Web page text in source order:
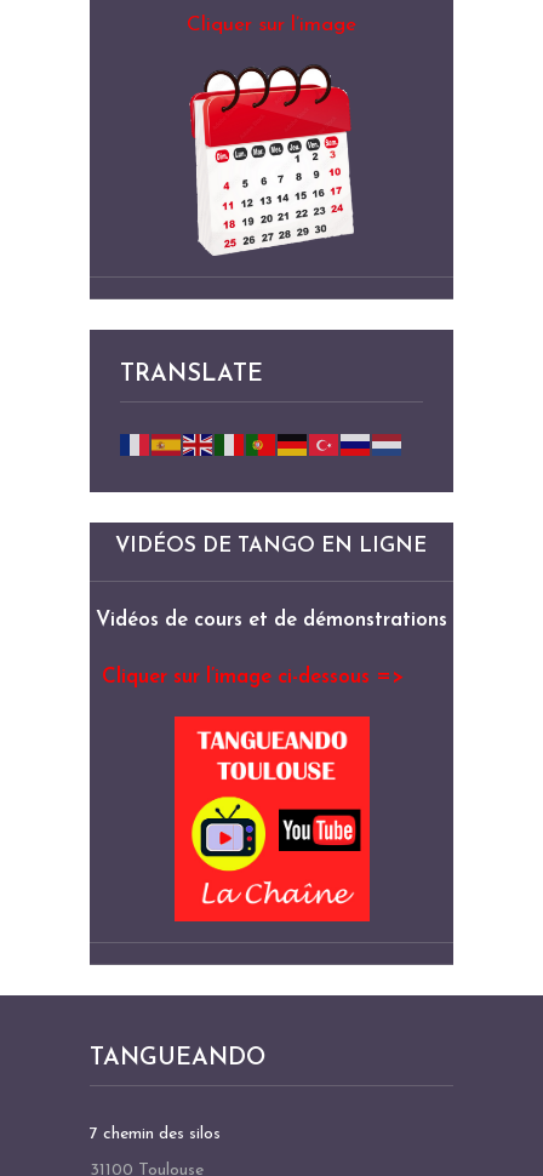
Cliquer sur l’image
TRANSLATE
VIDÉOS DE TANGO EN LIGNE
Vidéos de cours et de démonstrations
Cliquer sur l’image ci-dessous =>
TANGUEANDO
7 chemin des silos
31100 Toulouse